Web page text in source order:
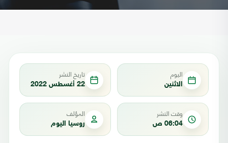
اليوم
الاثنين
تاريخ النشر
22 أغسطس 2022
وقت النشر
06:04 ص
المؤلف
روسيا اليوم